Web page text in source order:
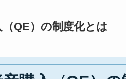
（QE）の制度化とは